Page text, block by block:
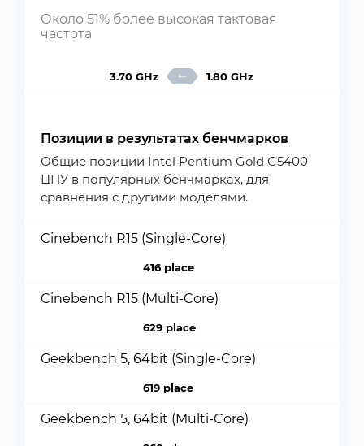
Около 51% более высокая тактовая
частота
3.70 GHz 1.80 GHz
Позиции в результатах бенчмарков
Общие позиции Intel Pentium Gold G5400
ЦПУ в популярных бенчмарках, для
сравнения с другими моделями.
Cinebench R15 (Single-Core)
416 place
Cinebench R15 (Multi-Core)
629 place
Geekbench 5, 64bit (Single-Core)
619 place
Geekbench 5, 64bit (Multi-Core)